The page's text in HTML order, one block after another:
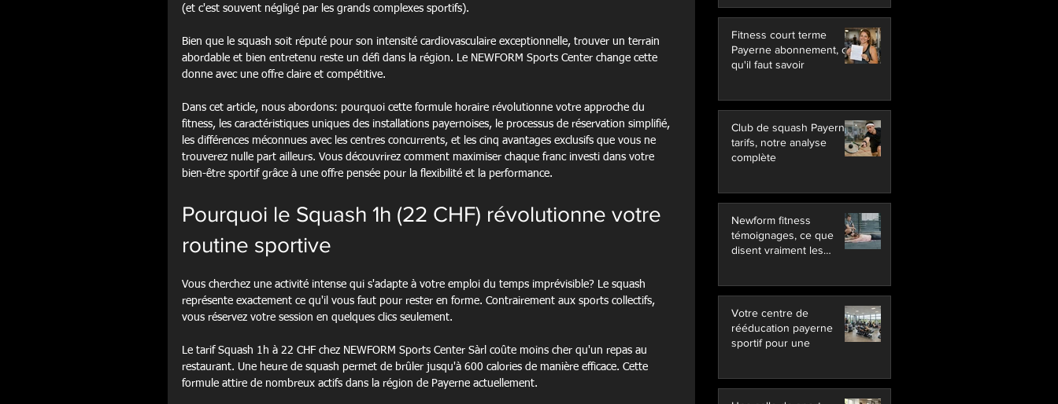
(et c'est souvent négligé par les grands complexes sportifs).
Bien que le squash soit réputé pour son intensité cardiovasculaire exceptionnelle, trouver un terrain
abordable et bien entretenu reste un défi dans la région. Le NEWFORM Sports Center change cette
donne avec une offre claire et compétitive.
Dans cet article, nous abordons: pourquoi cette formule horaire révolutionne votre approche du
fitness, les caractéristiques uniques des installations payernoises, le processus de réservation simplifié,
les différences méconnues avec les centres concurrents, et les cinq avantages exclusifs que vous ne
trouverez nulle part ailleurs. Vous découvrirez comment maximiser chaque franc investi dans votre
bien-être sportif grâce à une offre pensée pour la flexibilité et la performance.
Pourquoi le Squash 1h (22 CHF) révolutionne votre
routine sportive
Vous cherchez une activité intense qui s'adapte à votre emploi du temps imprévisible? Le squash
représente exactement ce qu'il vous faut pour rester en forme. Contrairement aux sports collectifs,
vous réservez votre session en quelques clics seulement.
Le tarif Squash 1h à 22 CHF chez NEWFORM Sports Center Sàrl coûte moins cher qu'un repas au
restaurant. Une heure de squash permet de brûler jusqu'à 600 calories de manière efficace. Cette
formule attire de nombreux actifs dans la région de Payerne actuellement.
Fitness court terme
Payerne abonnement, ce
qu'il faut savoir
Club de squash Payerne
tarifs, notre analyse
complète
Newform fitness
témoignages, ce que
disent vraiment les
Votre centre de
rééducation payerne
sportif pour une